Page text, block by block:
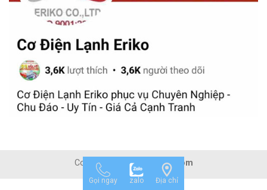
Copyright 2026 © Mepvn.com
Gọi ngay zalo Địa chỉ